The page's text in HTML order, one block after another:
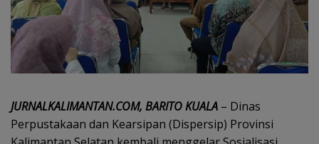
JURNALKALIMANTAN.COM, BARITO KUALA – Dinas
Perpustakaan dan Kearsipan (Dispersip) Provinsi